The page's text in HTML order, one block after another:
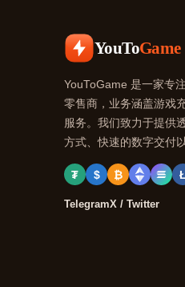
YouToGame
YouToGame 是一家专
零售商，业务涵盖游戏
服务。我们致力于提供
方式、快速的数字交付
₮ $ ₿ Ł
TelegramX / Twitter